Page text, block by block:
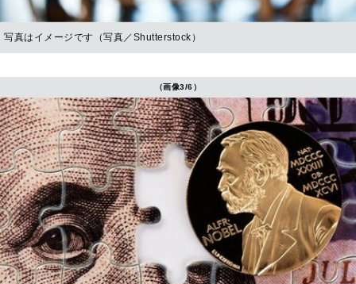
写真はイメージです（写真／Shutterstock）
（画像3/6）